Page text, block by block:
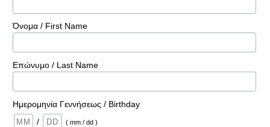
Όνομα / First Name
Επώνυμο / Last Name
Ημερομηνία Γεννήσεως / Birthday
/
( mm / dd )